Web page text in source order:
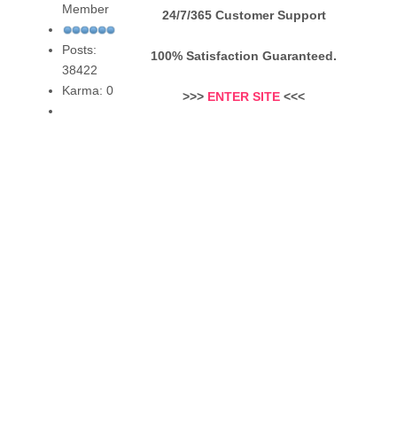
Member
Posts:
38422
Karma: 0
24/7/365 Customer Support
100% Satisfaction Guaranteed.
>>> ENTER SITE <<<